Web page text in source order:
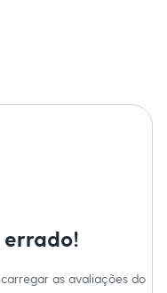
as avaliações do